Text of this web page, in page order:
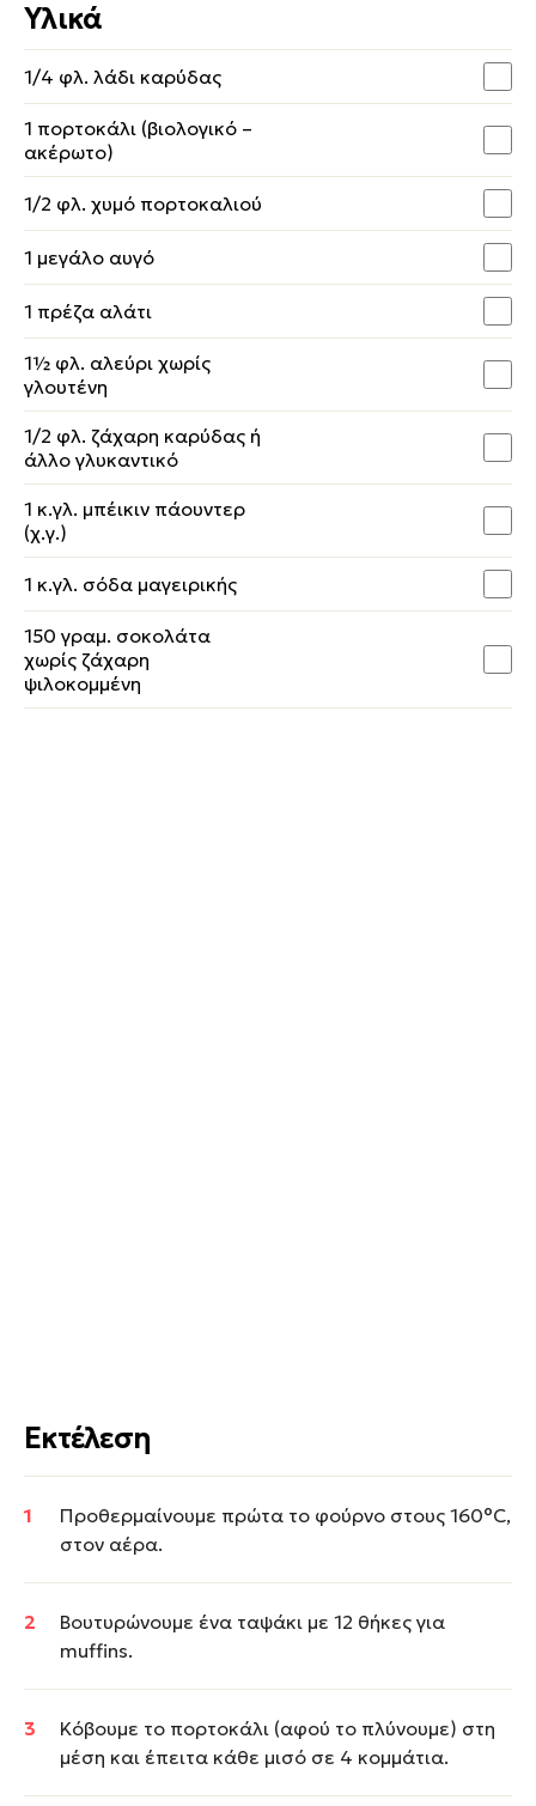
Υλικά
1/4 φλ. λάδι καρύδας
1 πορτοκάλι (βιολογικό –
ακέρωτο)
1/2 φλ. χυμό πορτοκαλιού
1 μεγάλο αυγό
1 πρέζα αλάτι
1½ φλ. αλεύρι χωρίς
γλουτένη
1/2 φλ. ζάχαρη καρύδας ή
άλλο γλυκαντικό
1 κ.γλ. μπέικιν πάουντερ
(χ.γ.)
1 κ.γλ. σόδα μαγειρικής
150 γραμ. σοκολάτα
χωρίς ζάχαρη
ψιλοκομμένη
Εκτέλεση
Προθερμαίνουμε πρώτα το φούρνο στους 160°C,
στον αέρα.
Βουτυρώνουμε ένα ταψάκι με 12 θήκες για
muffins.
Κόβουμε το πορτοκάλι (αφού το πλύνουμε) στη
μέση και έπειτα κάθε μισό σε 4 κομμάτια.